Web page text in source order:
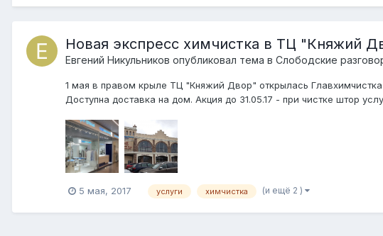
Новая экспресс химчистка в ТЦ "Княжий
Евгений Никульников опубликовал тема в Слободские
1 мая в правом крыле ТЦ "Княжий Двор" открылась
Доступна доставка на дом. Акция до 31.05.17 - при чистке штор
5 мая, 2017 услуги химчистка (и ещё 2 )